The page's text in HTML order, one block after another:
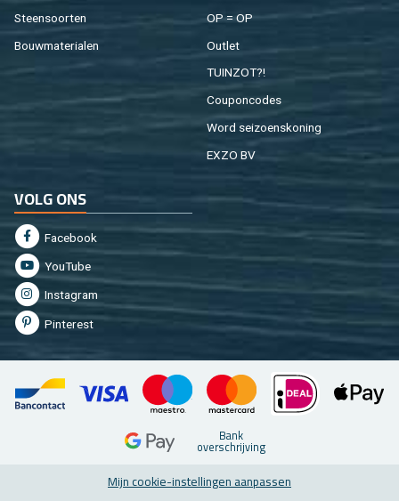
Steen­soor­ten
Bouw­ma­te­ri­a­len
OP = OP
Out­let
TUIN­ZOT?!
Cou­pon­co­des
Word sei­zoens­ko­ning
EXZO BV
VOLG ONS
Fa­cebook
You­Tu­be
In­st­agram
Pin­te­rest
Bank
over­schrij­ving
Mijn coo­kie-in­stel­lin­gen aan­pas­sen